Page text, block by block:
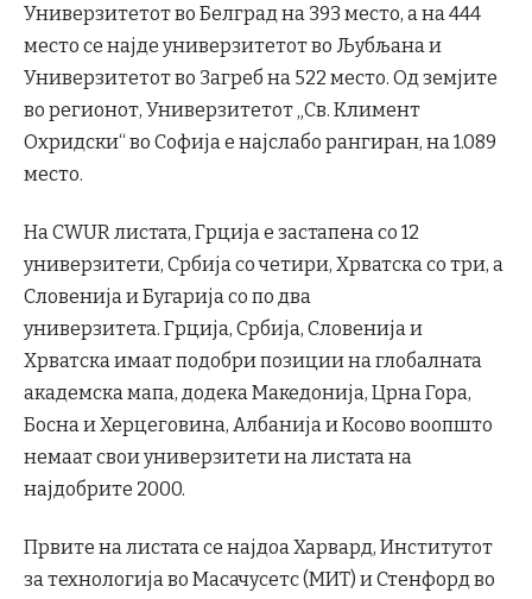
Универзитетот во Белград на 393 место, а на 444
место се најде универзитетот во Љубљана и
Универзитетот во Загреб на 522 место. Од земјите
во регионот, Универзитетот „Св. Климент
Охридски“ во Софија е најслабо рангиран, на 1.089
место.
На CWUR листата, Грција е застапена со 12
универзитети, Србија со четири, Хрватска со три, а
Словенија и Бугарија со по два
универзитета. Грција, Србија, Словенија и
Хрватска имаат подобри позиции на глобалната
академска мапа, додека Македонија, Црна Гора,
Босна и Херцеговина, Албанија и Косово воопшто
немаат свои универзитети на листата на
најдобрите 2000.
Првите на листата се најдоа Харвард, Институтот
за технологија во Масачусетс (МИТ) и Стенфорд во